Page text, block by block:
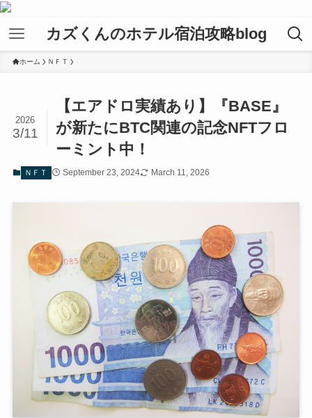
カズくんのホテル宿泊攻略blog
ホーム ＮＦＴ
【エアドロ実績あり】『BASE』
が新たにBTC関連の記念NFTフロ
ーミント中！
2026
3/11
ＮＦＴ September 23, 2024 March 11, 2026